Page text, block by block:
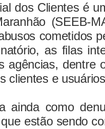
dos Clientes é
(SEEB-
cometidos
as filas
agências, dentre
clientes e
ainda como
estão sendo